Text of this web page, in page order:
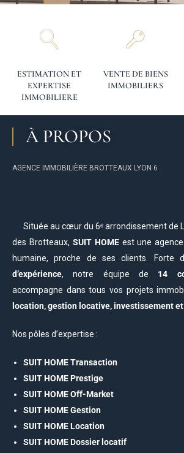
ESTIMATION ET
EXPERTISE
IMMOBILIERE
VENTE DE BIENS
IMMOBILIERS
À PROPOS
AGENCE IMMOBILIÈRE BROTTEAUX LYON 6
Située au cœur du 6ᵉ arrondissement de
des Brotteaux, SUIT HOMEest une
humaine, proche de ses clients. Forte
d’expérience, notre équipe de 14
accompagne dans tous vos projets
location, gestion locative, investissement
Nos pôles d’expertise :
SUIT HOME Transaction
SUIT HOME Prestige
SUIT HOME Off-Market
SUIT HOME Gestion
SUIT HOME Location
SUIT HOME Dossier locatif